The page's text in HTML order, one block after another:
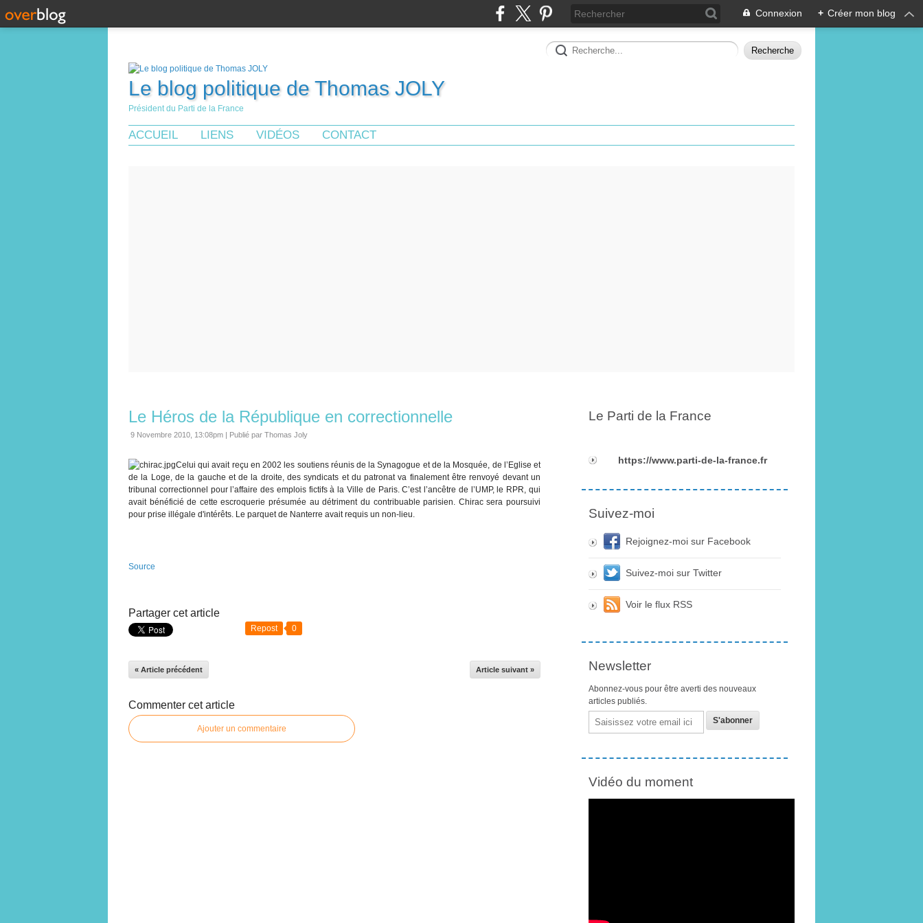
Connexion + Créer mon blog
Le blog politique de Thomas JOLY
Président du Parti de la France
ACCUEIL LIENS VIDÉOS CONTACT
Le Héros de la République en correctionnelle
9 Novembre 2010, 13:08pm | Publié par Thomas Joly
Celui qui avait reçu en 2002 les soutiens réunis de la Synagogue et de la Mosquée, de l’Eglise et
de la Loge, de la gauche et de la droite, des syndicats et du patronat va finalement être renvoyé devant un
tribunal correctionnel pour l’affaire des emplois fictifs à la Ville de Paris. C’est l’ancêtre de l’UMP, le RPR, qui
avait bénéficié de cette escroquerie présumée au détriment du contribuable parisien. Chirac sera poursuivi
pour prise illégale d'intérêts. Le parquet de Nanterre avait requis un non-lieu.
Source
Partager cet article
Repost 0
« Article précédent Article suivant »
Commenter cet article
Ajouter un commentaire
Le Parti de la France
https://www.parti-de-la-france.fr
Suivez-moi
Rejoignez-moi sur Facebook
Suivez-moi sur Twitter
Voir le flux RSS
Newsletter
Abonnez-vous pour être averti des nouveaux
articles publiés.
Email
Vidéo du moment